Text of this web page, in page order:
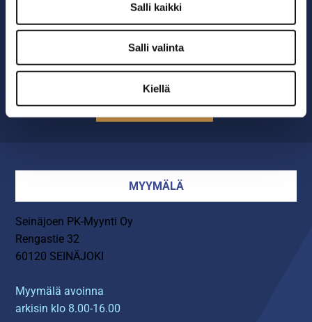
Salli kaikki
Salli valinta
Kiellä
Ammattikeittiöiden asialla.
OTA YHTEYTTÄ ›
MYYMÄLÄ
Seinäjoen PK-Myynti Oy
Rengastie 32
60120 SEINÄJOKI
Myymälä avoinna
arkisin klo 8.00-16.00